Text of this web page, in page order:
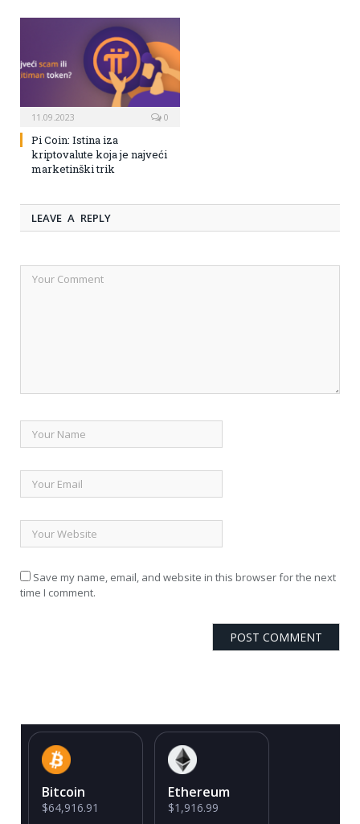
11.09.2023 0
Pi Coin: Istina iza
kriptovalute koja je najveći
marketinški trik
LEAVE A REPLY
Save my name, email, and website in this browser for the next
time I comment.
Bitcoin
$64,916.91
Ethereum
$1,916.99